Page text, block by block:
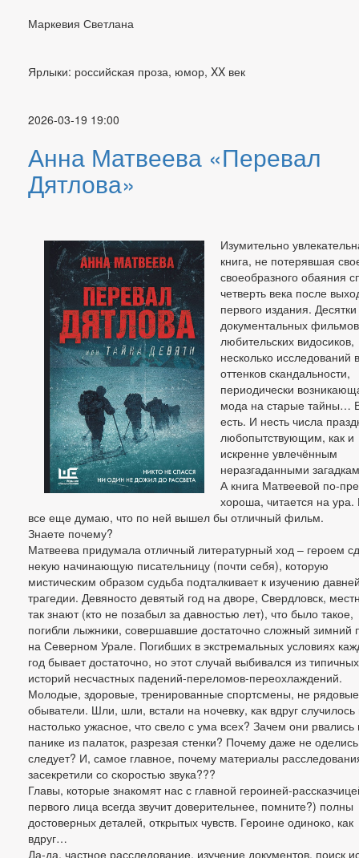
Маркевия Светлана
Ярлыки: российская проза, юмор, XX век
2026-03-19 19:00
Анна Матвеева «Перевал
Дятлова»
Изумительно
книга, не потерявшая
своеобразного обаяния
четверть века после
первого издания. Десятки
документальных
любительских видосиков,
несколько исследований
оттенков скандальности,
периодически
мода на старые тайны…
есть. И несть числа
любопытствующим, как и
искренне увлечённым
неразгаданными
А книга Матвеевой по-
хороша, читается на ура.
все еще думаю, что по ней вышел бы отличный фильм.
Знаете почему?
Матвеева придумала отличный литературный ход – героем
некую начинающую писательницу (почти себя), которую
мистическим образом судьба подталкивает к изучению
трагедии. Девяносто девятый год на дворе, Свердловск,
так знают (кто не позабыл за давностью лет), что было такое,
погибли лыжники, совершавшие достаточно сложный зимний
на Северном Урале. Погибших в экстремальных условиях
год бывает достаточно, но этот случай выбивался из типичных
историй несчастных падений-переломов-переохлаждений.
Молодые, здоровые, тренированные спортсмены, не рядовые
обыватели. Шли, шли, встали на ночевку, как вдруг случилось
настолько ужасное, что свело с ума всех? Зачем они рвались
панике из палаток, разрезая стенки? Почему даже не оделись
следует? И, самое главное, почему материалы
засекретили со скоростью звука???
Главы, которые знакомят нас с главной героиней-
первого лица всегда звучит доверительнее, помните?) полны
достоверных деталей, открытых чувств. Героине одиноко, как
вдруг…
Да-да, частное расследование, изучение документов, поиск